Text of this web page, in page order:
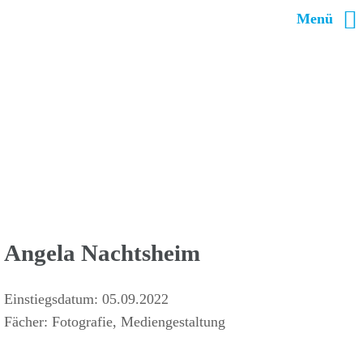
Angela Nachts­heim
Einstiegs­datum: 05.09.2022
Fächer: Foto­grafie, Mediengestaltung
Menü